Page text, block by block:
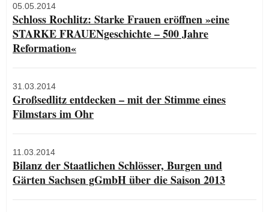
05.05.2014
Schloss Rochlitz: Starke Frauen eröffnen »eine
STARKE FRAUENgeschichte – 500 Jahre
Reformation«
31.03.2014
Großsedlitz entdecken – mit der Stimme eines
Filmstars im Ohr
11.03.2014
Bilanz der Staatlichen Schlösser, Burgen und
Gärten Sachsen gGmbH über die Saison 2013